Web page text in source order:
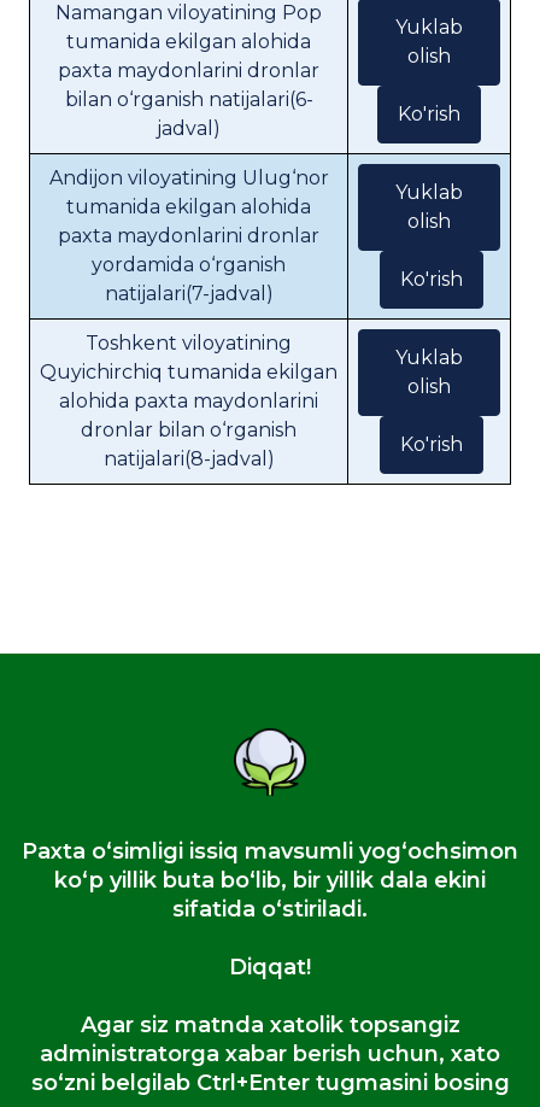
Namangan viloyatining Pop
tumanida ekilgan alohida
paxta maydonlarini dronlar
bilan o‘rganish natijalari(6-
jadval)
Yuklab
olish
Ko'rish
Andijon viloyatining Ulug‘nor
tumanida ekilgan alohida
paxta maydonlarini dronlar
yordamida o‘rganish
natijalari(7-jadval)
Yuklab
olish
Ko'rish
Toshkent viloyatining
Quyichirchiq tumanida ekilgan
alohida paxta maydonlarini
dronlar bilan o‘rganish
natijalari(8-jadval)
Yuklab
olish
Ko'rish
Paxta oʻsimligi issiq mavsumli yogʻochsimon
koʻp yillik buta boʻlib, bir yillik dala ekini
sifatida oʻstiriladi.
Diqqat!
Agar siz matnda xatolik topsangiz
administratorga xabar berish uchun, xato
so‘zni belgilab Ctrl+Enter tugmasini bosing